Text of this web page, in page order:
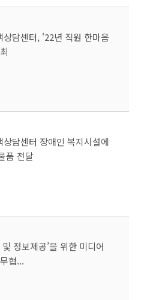
상담센터, '22년 직원 한마음
상담센터 장애인 복지시설에
품 전달
정보제공’을 위한 미디어
협...